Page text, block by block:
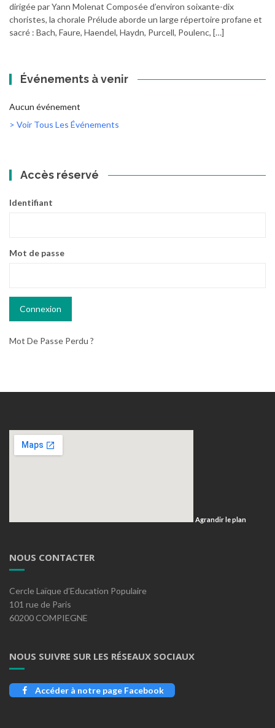
dirigée par Yann Molenat Composée d’environ soixante-dix
choristes, la chorale Prélude aborde un large répertoire profane et
sacré : Bach, Faure, Haendel, Haydn, Purcell, Poulenc, […]
Événements à venir
Aucun événement
> Voir Tous Les Événements
Accès réservé
Identifiant
Mot de passe
Mot De Passe Perdu ?
Agrandir le plan
NOUS CONTACTER
Cercle Laïque d’Education Populaire
101 rue de Paris
60200 COMPIEGNE
NOUS SUIVRE SUR LES RÉSEAUX SOCIAUX
Accéder à notre page Facebook